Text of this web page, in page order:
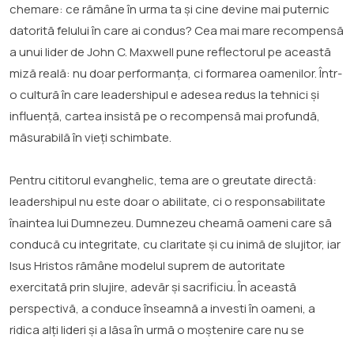
chemare: ce rămâne în urma ta și cine devine mai puternic
datorită felului în care ai condus? Cea mai mare recompensă
a unui lider de John C. Maxwell pune reflectorul pe această
miză reală: nu doar performanța, ci formarea oamenilor. Într-
o cultură în care leadershipul e adesea redus la tehnici și
influență, cartea insistă pe o recompensă mai profundă,
măsurabilă în vieți schimbate.
Pentru cititorul evanghelic, tema are o greutate directă:
leadershipul nu este doar o abilitate, ci o responsabilitate
înaintea lui Dumnezeu. Dumnezeu cheamă oameni care să
conducă cu integritate, cu claritate și cu inimă de slujitor, iar
Isus Hristos rămâne modelul suprem de autoritate
exercitată prin slujire, adevăr și sacrificiu. În această
perspectivă, a conduce înseamnă a investi în oameni, a
ridica alți lideri și a lăsa în urmă o moștenire care nu se